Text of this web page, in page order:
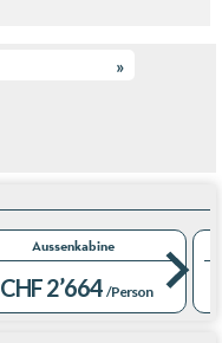
»
Aussenkabine
CHF 2’664 /Person